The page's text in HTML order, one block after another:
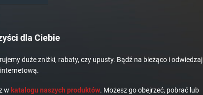
dla Ciebie
duże zniżki, rabaty, czy upusty. Bądź na bieżąco i odwiedzaj
w katalogu naszych produktów. Możesz go obejrzeć, pobrać lub